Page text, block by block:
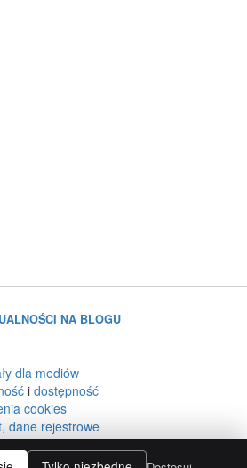
NA BLOGU
dla mediów
i dostępność
cookies
dane rejestrowe